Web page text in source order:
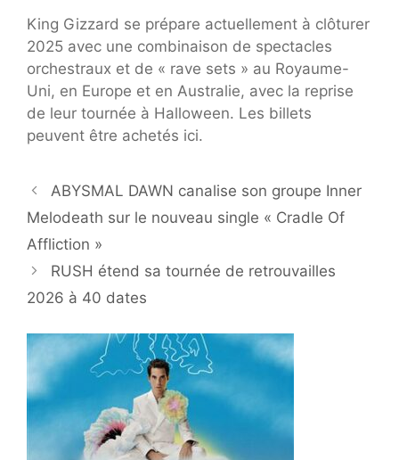
King Gizzard se prépare actuellement à clôturer
2025 avec une combinaison de spectacles
orchestraux et de « rave sets » au Royaume-
Uni, en Europe et en Australie, avec la reprise
de leur tournée à Halloween. Les billets
peuvent être achetés ici.
ABYSMAL DAWN canalise son groupe Inner
Melodeath sur le nouveau single « Cradle Of
Affliction »
RUSH étend sa tournée de retrouvailles
2026 à 40 dates